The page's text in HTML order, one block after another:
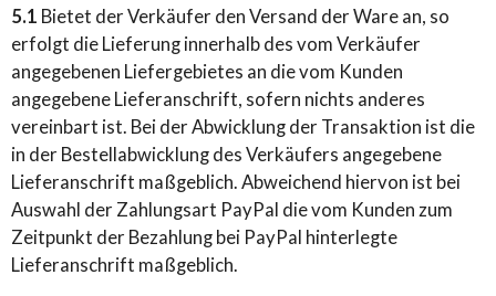
5.1 Bietet der Verkäufer den Versand der Ware an, so
erfolgt die Lieferung innerhalb des vom Verkäufer
angegebenen Liefergebietes an die vom Kunden
angegebene Lieferanschrift, sofern nichts anderes
vereinbart ist. Bei der Abwicklung der Transaktion ist die
in der Bestellabwicklung des Verkäufers angegebene
Lieferanschrift maßgeblich. Abweichend hiervon ist bei
Auswahl der Zahlungsart PayPal die vom Kunden zum
Zeitpunkt der Bezahlung bei PayPal hinterlegte
Lieferanschrift maßgeblich.